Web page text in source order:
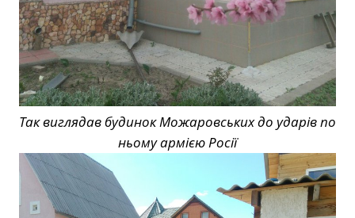
Так виглядав будинок Можаровських до ударів по
ньому армією Росії